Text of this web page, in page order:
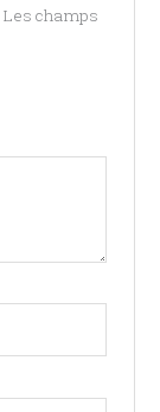
Les champs